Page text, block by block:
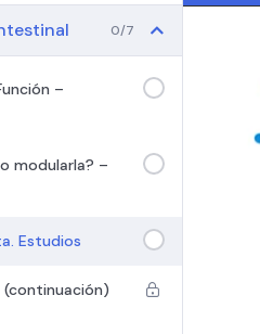
0/7
–
modularla? –
Estudios